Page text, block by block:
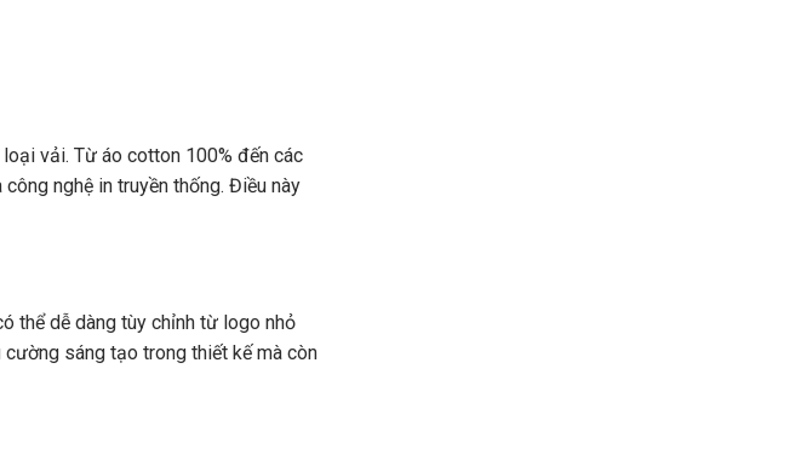
vải. Từ áo cotton 100% đến các
nghệ in truyền thống. Điều này
thể dễ dàng tùy chỉnh từ logo nhỏ
sáng tạo trong thiết kế mà còn